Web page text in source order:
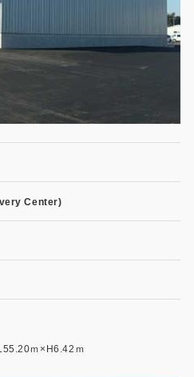
あなたにナガワがお薦めの理由
Webカタログ
会社概要
よくあるご質問
Center)
ｍ×H6.42ｍ